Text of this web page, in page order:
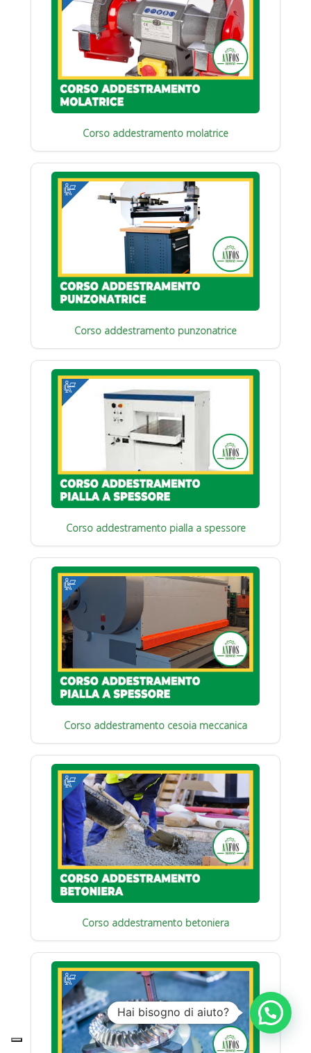
Corso addestramento molatrice
Corso addestramento punzonatrice
Corso addestramento pialla a spessore
Corso addestramento cesoia meccanica
Corso addestramento betoniera
Hai bisogno di aiuto?